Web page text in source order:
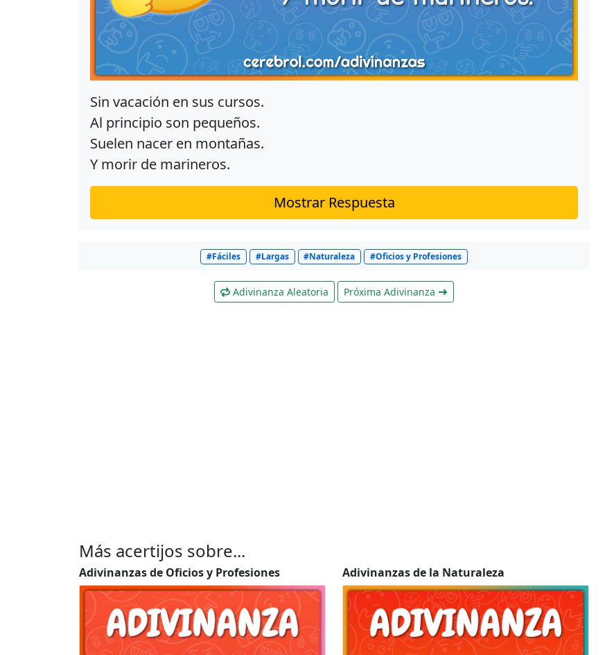
Sin vacación en sus cursos.
Al principio son pequeños.
Suelen nacer en montañas.
Y morir de marineros.
Mostrar Respuesta
#Fáciles #Largas #Naturaleza #Oficios y Profesiones
Adivinanza Aleatoria Próxima Adivinanza
Más acertijos sobre...
Adivinanzas de Oficios y Profesiones Adivinanzas de la Naturaleza